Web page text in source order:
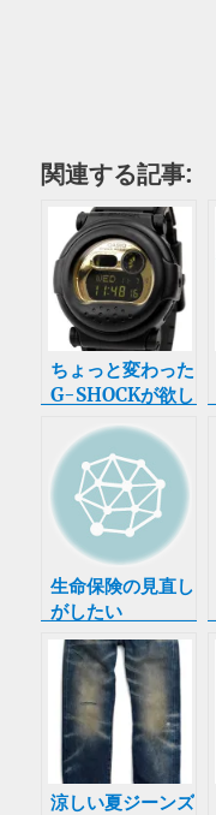
関連する記事:
ちょっと変わった
G-SHOCKが欲し
生命保険の見直し
がしたい
涼しい夏ジーンズ